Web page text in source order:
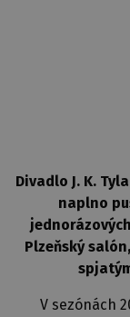
Divadlo J. K.
naplno
Plzeňský
V sezónách